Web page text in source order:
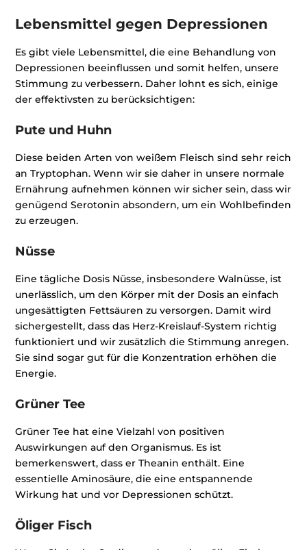
Lebensmittel gegen Depressionen
Es gibt viele Lebensmittel, die eine Behandlung von
Depressionen beeinflussen und somit helfen, unsere
Stimmung zu verbessern. Daher lohnt es sich, einige
der effektivsten zu berücksichtigen:
Pute und Huhn
Diese beiden Arten von weißem Fleisch sind sehr reich
an Tryptophan. Wenn wir sie daher in unsere normale
Ernährung aufnehmen können wir sicher sein, dass wir
genügend Serotonin absondern, um ein Wohlbefinden
zu erzeugen.
Nüsse
Eine tägliche Dosis Nüsse, insbesondere Walnüsse, ist
unerlässlich, um den Körper mit der Dosis an einfach
ungesättigten Fettsäuren zu versorgen. Damit wird
sichergestellt, dass das Herz-Kreislauf-System richtig
funktioniert und wir zusätzlich die Stimmung anregen.
Sie sind sogar gut für die Konzentration erhöhen die
Energie.
Grüner Tee
Grüner Tee hat eine Vielzahl von positiven
Auswirkungen auf den Organismus. Es ist
bemerkenswert, dass er Theanin enthält. Eine
essentielle Aminosäure, die eine entspannende
Wirkung hat und vor Depressionen schützt.
Öliger Fisch